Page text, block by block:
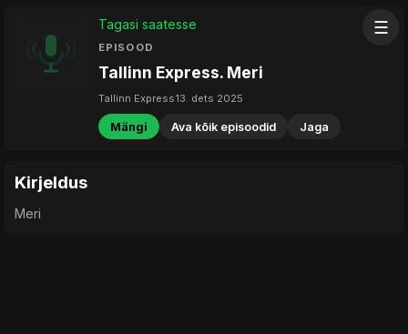
☰
Tagasi saatesse
EPISOOD
Tallinn Express. Meri
Tallinn Express13. dets 2025
Mängi Ava kõik episoodid Jaga
Kirjeldus
Meri